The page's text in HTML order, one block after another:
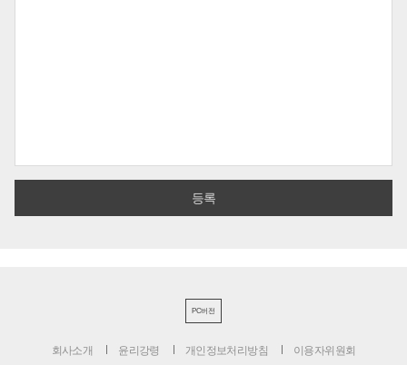
PC버전
회사소개 윤리강령 개인정보처리방침 이용자위원회